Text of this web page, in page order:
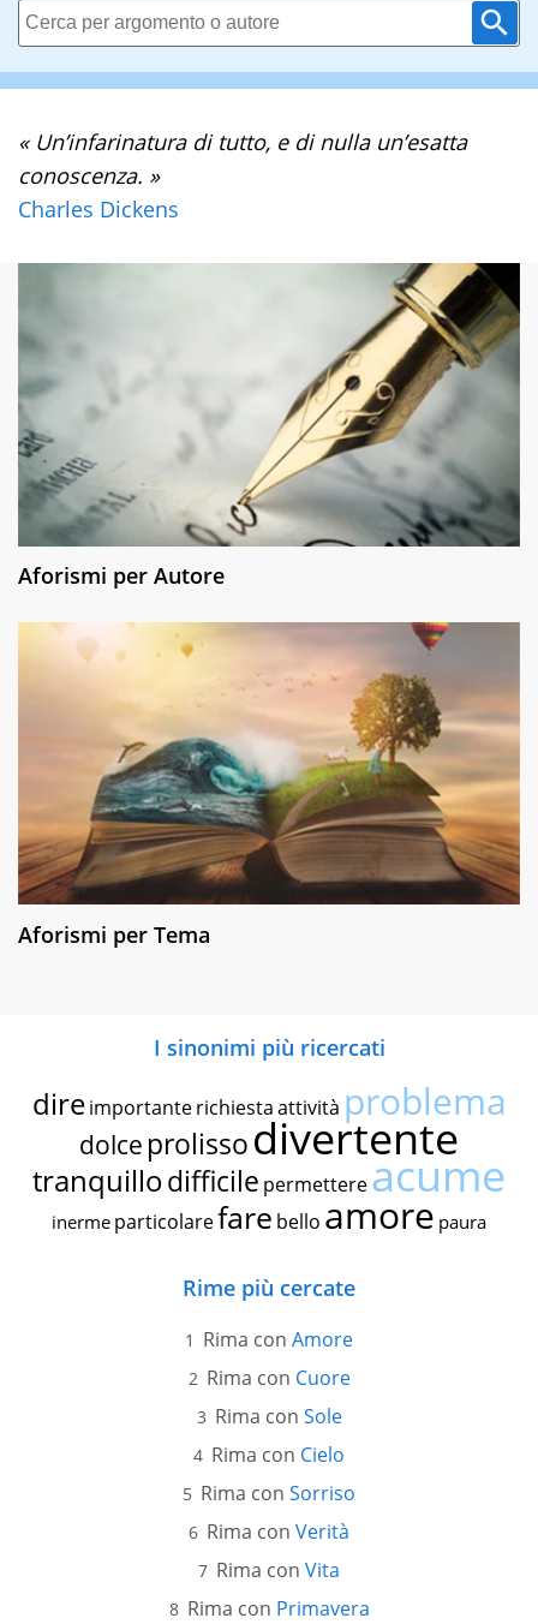
« Un’infarinatura di tutto, e di nulla un’esatta
conoscenza. »
Charles Dickens
Aforismi per Autore
Aforismi per Tema
I sinonimi più ricercati
dire importante richiestaattività problema
dolce prolissodivertente
tranquillodifficile permettereacume
inerme particolarefare bello amore paura
Rime più cercate
Rima con Amore
Rima con Cuore
Rima con Sole
Rima con Cielo
Rima con Sorriso
Rima con Verità
Rima con Vita
Rima con Primavera